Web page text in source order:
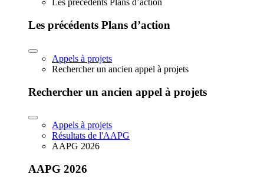
Les précédents Plans d’action
Les précédents Plans d’action
Appels à projets
Rechercher un ancien appel à projets
Rechercher un ancien appel à projets
Appels à projets
Résultats de l'AAPG
AAPG 2026
AAPG 2026